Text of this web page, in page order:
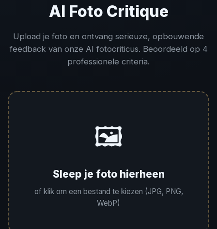
AI Foto Critique
Upload je foto en ontvang serieuze, opbouwende
feedback van onze AI fotocriticus. Beoordeeld op 4
professionele criteria.
🖼️
Sleep je foto hierheen
of klik om een bestand te kiezen (JPG, PNG,
WebP)